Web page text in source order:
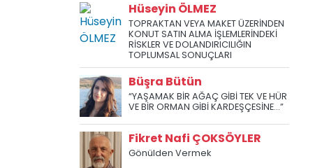
Hüseyin ÖLMEZ
TOPRAKTAN VEYA MAKET ÜZERİNDEN
KONUT SATIN ALMA İŞLEMLERİNDEKİ
RİSKLER VE DOLANDIRICILIĞIN
TOPLUMSAL SONUÇLARI
Büşra Bütün
“YAŞAMAK BİR AĞAÇ GİBİ TEK VE HÜR
VE BİR ORMAN GİBİ KARDEŞÇESİNE...”
Fikret Nafi ÇOKSÖYLER
Gönülden Vermek